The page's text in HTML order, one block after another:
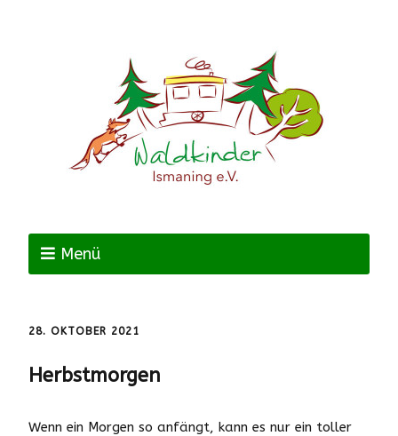
Menü
28. OKTOBER 2021
Herbstmorgen
Wenn ein Morgen so anfängt, kann es nur ein toller